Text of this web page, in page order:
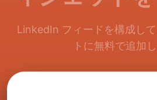
LinkedIn フィードを構成し
トに無料で追加し